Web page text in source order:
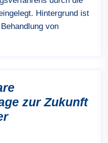
Hintergrund ist
von
zur Zukunft